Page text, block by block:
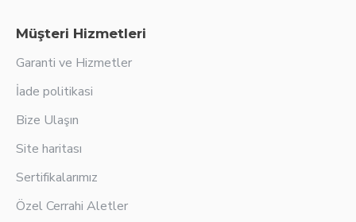
Müşteri Hizmetleri
Garanti ve Hizmetler
İade politikasi
Bize Ulaşın
Site haritası
Sertifikalarımız
Özel Cerrahi Aletler